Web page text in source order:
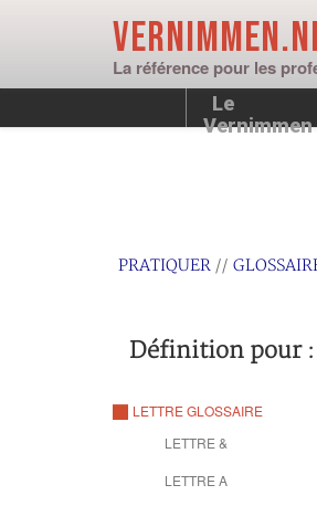
La référence pour les
Le
Vernimmen
PRATIQUER //
Définition pour
LETTRE GLOSSAIRE
LETTRE &
LETTRE A